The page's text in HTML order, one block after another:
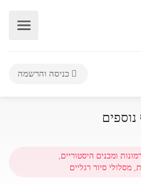
כניסה והרשמה
נוספים
ומבנים היסטוריים,
, מסלולי סיור רגליים